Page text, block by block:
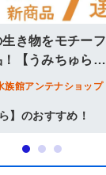
き物をモチーフ
【うみちゅら
族館アンテナショップ
】のおすすめ！